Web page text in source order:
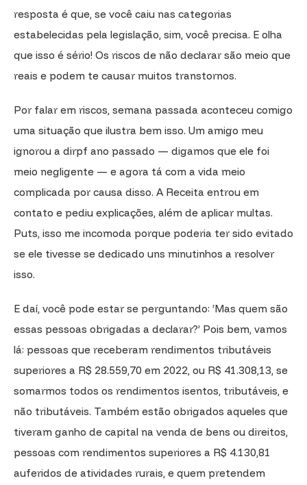
resposta é que, se você caiu nas categorias
estabelecidas pela legislação, sim, você precisa. E olha
que isso é sério! Os riscos de não declarar são meio que
reais e podem te causar muitos transtornos.
Por falar em riscos, semana passada aconteceu comigo
uma situação que ilustra bem isso. Um amigo meu
ignorou a dirpf ano passado — digamos que ele foi
meio negligente — e agora tá com a vida meio
complicada por causa disso. A Receita entrou em
contato e pediu explicações, além de aplicar multas.
Puts, isso me incomoda porque poderia ter sido evitado
se ele tivesse se dedicado uns minutinhos a resolver
isso.
E daí, você pode estar se perguntando: ‘Mas quem são
essas pessoas obrigadas a declarar?’ Pois bem, vamos
lá: pessoas que receberam rendimentos tributáveis
superiores a R$ 28.559,70 em 2022, ou R$ 41.308,13, se
somarmos todos os rendimentos isentos, tributáveis, e
não tributáveis. Também estão obrigados aqueles que
tiveram ganho de capital na venda de bens ou direitos,
pessoas com rendimentos superiores a R$ 4.130,81
auferidos de atividades rurais, e quem pretendem